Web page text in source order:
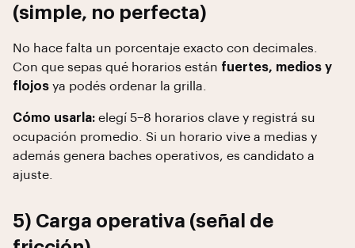
(simple, no perfecta)
No hace falta un porcentaje exacto con decimales.
Con que sepas qué horarios están fuertes, medios y
flojos ya podés ordenar la grilla.
Cómo usarla: elegí 5–8 horarios clave y registrá su
ocupación promedio. Si un horario vive a medias y
además genera baches operativos, es candidato a
ajuste.
5) Carga operativa (señal de